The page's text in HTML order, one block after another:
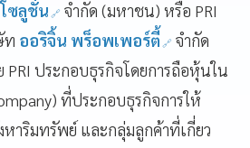
โซลูชั่น จำกัด (มหาชน) หรือ PRI
ท ออริจิ้น พร็อพเพอร์ตี้ จำกัด
PRI ประกอบธุรกิจโดยการถือหุ้นใน
ที่ประกอบธุรกิจการให้
าริมทรัพย์ และกลุ่มลูกค้าที่เกี่ยว